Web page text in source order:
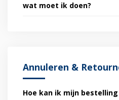
wat moet ik doen?
Annuleren &
Hoe kan ik mijn